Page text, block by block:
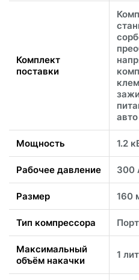
Комплект
поставки
авто
Мощность 1.2
Рабочее давление 300
Размер 160
Тип компрессора
Максимальный
объём накачки
1